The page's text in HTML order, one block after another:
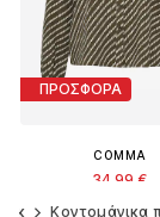
ΠΡΟΣΦΟΡΑ
COMMA
34,99 €
Αρχικά: 69,99 €
Κοντομάνικα